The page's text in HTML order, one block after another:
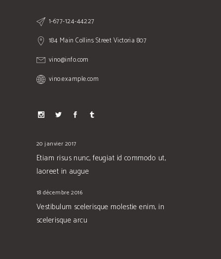
1-677-124-44227
184 Main Collins Street Victoria 807
vino@info.com
vino.example.com
20 janvier 2017
Etiam risus nunc, feugiat id commodo ut,
laoreet in augue
18 décembre 2016
Vestibulum scelerisque molestie enim, in
scelerisque arcu